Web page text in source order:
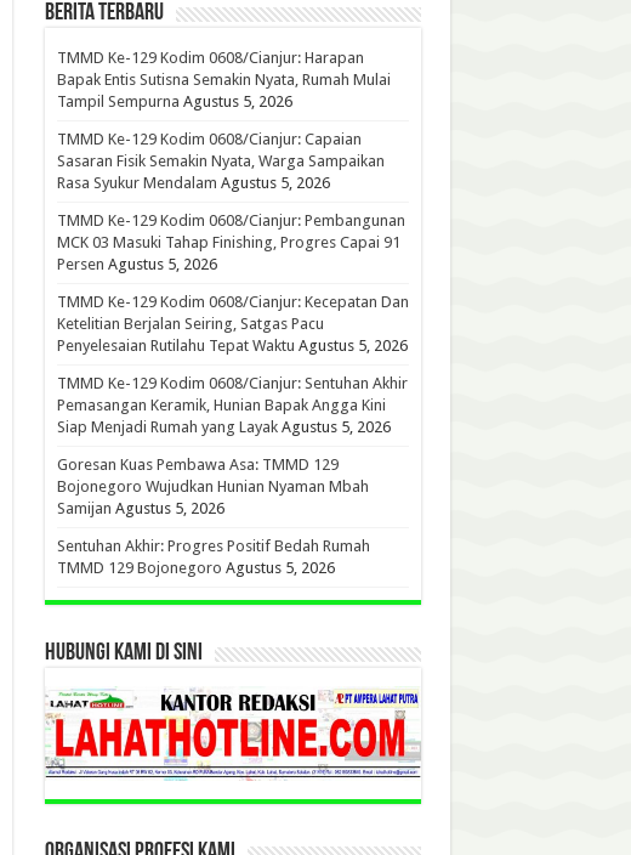
BERITA TERBARU
TMMD Ke-129 Kodim 0608/Cianjur: Harapan
Bapak Entis Sutisna Semakin Nyata, Rumah Mulai
Tampil Sempurna Agustus 5, 2026
TMMD Ke-129 Kodim 0608/Cianjur: Capaian
Sasaran Fisik Semakin Nyata, Warga Sampaikan
Rasa Syukur Mendalam Agustus 5, 2026
TMMD Ke-129 Kodim 0608/Cianjur: Pembangunan
MCK 03 Masuki Tahap Finishing, Progres Capai 91
Persen Agustus 5, 2026
TMMD Ke-129 Kodim 0608/Cianjur: Kecepatan Dan
Ketelitian Berjalan Seiring, Satgas Pacu
Penyelesaian Rutilahu Tepat Waktu Agustus 5, 2026
TMMD Ke-129 Kodim 0608/Cianjur: Sentuhan Akhir
Pemasangan Keramik, Hunian Bapak Angga Kini
Siap Menjadi Rumah yang Layak Agustus 5, 2026
Goresan Kuas Pembawa Asa: TMMD 129
Bojonegoro Wujudkan Hunian Nyaman Mbah
Samijan Agustus 5, 2026
Sentuhan Akhir: Progres Positif Bedah Rumah
TMMD 129 Bojonegoro Agustus 5, 2026
HUBUNGI KAMI DI SINI